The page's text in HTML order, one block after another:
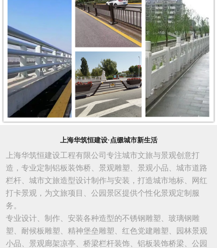
上海华筑恒建设·点缀城市新生活
上海华筑恒建设工程有限公司专注城市文旅与景观创意打
造，专业定制铝板装饰桥、景观雕塑、景观小品、城市道路
栏杆、城市文旅造型设计制作与安装，打造城市地标、网红
打卡景观，为文旅项目、公园景区提供个性化景观定制服
务。
专业设计、制作、安装各种造型的不锈钢雕塑、玻璃钢雕
塑、耐候板雕塑、精神堡垒雕塑、红色党建雕塑、园林景观
小品、景观廊架凉亭、桥梁栏杆装饰、铝板装饰桥梁、公园